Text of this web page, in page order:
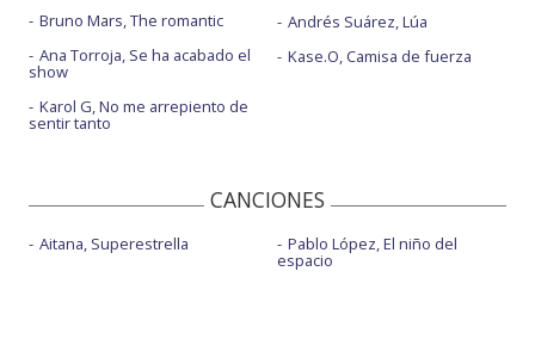
Bruno Mars, The romantic
Ana Torroja, Se ha acabado el
show
Karol G, No me arrepiento de
sentir tanto
Andrés Suárez, Lúa
Kase.O, Camisa de fuerza
CANCIONES
Aitana, Superestrella Pablo López, El niño del
espacio